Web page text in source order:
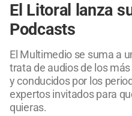
El Litoral lanza
Podcasts
El Multimedio se suma a
trata de audios de los
y conducidos por los
expertos invitados para
quieras.